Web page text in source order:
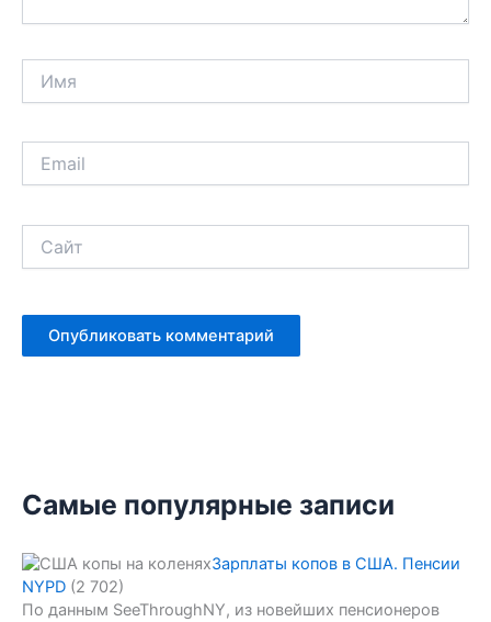
Самые популярные записи
Зарплаты копов в США. Пенсии
NYPD (2 702)
По данным SeeThroughNY, из новейших пенсионеров